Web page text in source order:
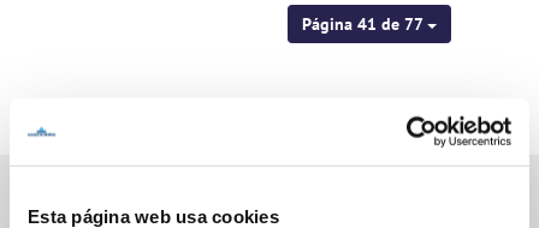
Esta página web usa cookies
Página 41 de 77